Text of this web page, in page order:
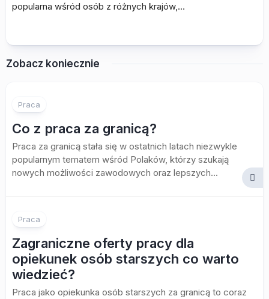
popularna wśród osób z różnych krajów,…
Zobacz koniecznie
Praca
Co z praca za granicą?
Praca za granicą stała się w ostatnich latach niezwykle
popularnym tematem wśród Polaków, którzy szukają
nowych możliwości zawodowych oraz lepszych...
Praca
Zagraniczne oferty pracy dla
opiekunek osób starszych co warto
wiedzieć?
Praca jako opiekunka osób starszych za granicą to coraz